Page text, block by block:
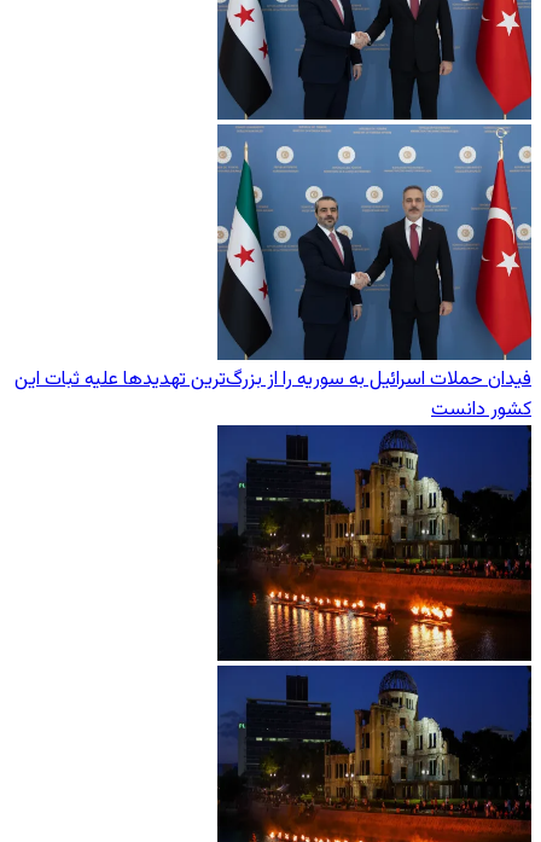
فیدان حملات اسرائیل به سوریه را از بزرگ‌ترین تهدیدها علیه ثبات این
کشور دانست